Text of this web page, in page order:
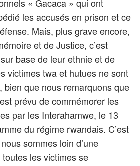
« Gacaca » qui ont
les accusés en prison et ce
Mais, plus grave encore,
et de Justice, c’est
base de leur ethnie et de
victimes twa et hutues ne sont
bien que nous remarquons que
prévu de commémorer les
par les Interahamwe, le 13
du régime rwandais. C’est
sommes loin d’une
les victimes se